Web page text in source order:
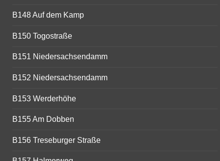
B148 Auf dem Kamp
B150 Togostraße
B151 Niedersachsendamm
B152 Niedersachsendamm
B153 Werderhöhe
B155 Am Dobben
B156 Treseburger Straße